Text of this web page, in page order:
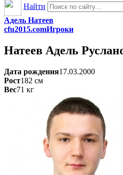
Найти
Адель Натеев
cfu2015.comИгроки
Натеев Адель
Дата рождения17.03.2000
Рост182 см
Вес71 кг